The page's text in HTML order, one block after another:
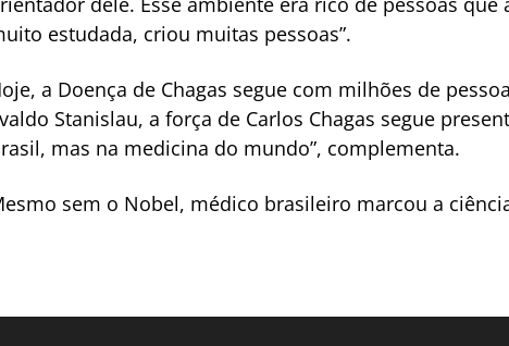
estudada, criou muitas pessoas”.
a Doença de Chagas segue com milhões de
Stanislau, a força de Carlos Chagas segue
mas na medicina do mundo”, complementa.
sem o Nobel, médico brasileiro marcou a